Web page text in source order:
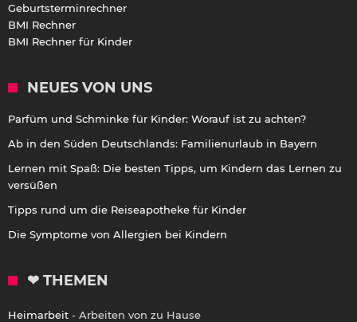
Geburtsterminrechner
BMI Rechner
BMI Rechner für Kinder
NEUES VON UNS
Parfüm und Schminke für Kinder: Worauf ist zu achten?
Ab in den Süden Deutschlands: Familienurlaub in Bayern
Lernen mit Spaß: Die besten Tipps, um Kindern das Lernen zu
versüßen
Tipps rund um die Reiseapotheke für Kinder
Die Symptome von Allergien bei Kindern
❤ THEMEN
Heimarbeit - Arbeiten von zu Hause